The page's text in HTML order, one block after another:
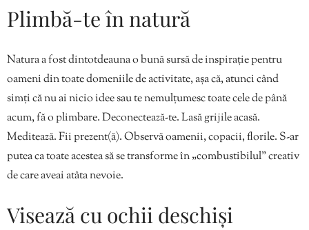
Plimbă-te în natură
Natura a fost dintotdeauna o bună sursă de inspirație pentru
oameni din toate domeniile de activitate, așa că, atunci când
simți că nu ai nicio idee sau te nemulțumesc toate cele de până
acum, fă o plimbare. Deconectează-te. Lasă grijile acasă.
Meditează. Fii prezent(ă). Observă oamenii, copacii, florile. S-ar
putea ca toate acestea să se transforme în „combustibilul” creativ
de care aveai atâta nevoie.
Visează cu ochii deschiși